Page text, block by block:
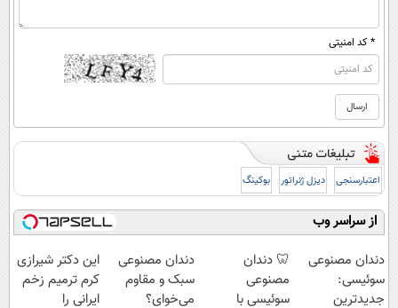
* کد امنیتی
اعتبارسنجی دیزل ژنراتور بوکینگ
از سراسر وب
دندان مصنوعی
سوئیسی:
جدیدترین
🦷 دندان
مصنوعی
سوئیسی با
دندان مصنوعی
سبک و مقاوم
می‌خوای؟
این دکتر شیرازی
کرم ترمیم زخم
ایرانی را